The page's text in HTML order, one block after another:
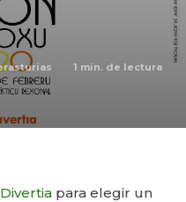
1 min. de lectura
Divertia para elegir un